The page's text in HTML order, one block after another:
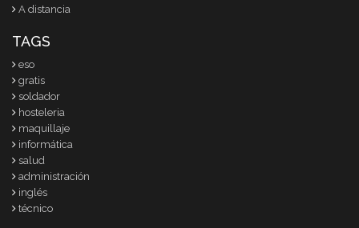
A distancia
TAGS
eso
gratis
soldador
hosteleria
maquillaje
informática
salud
administración
inglés
técnico